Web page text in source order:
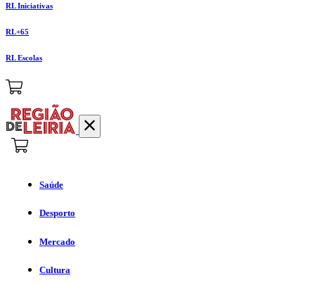
RL Iniciativas
RL+65
RL Escolas
Saúde
Desporto
Mercado
Cultura